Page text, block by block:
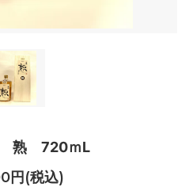
熟 720ｍL
円(税込)